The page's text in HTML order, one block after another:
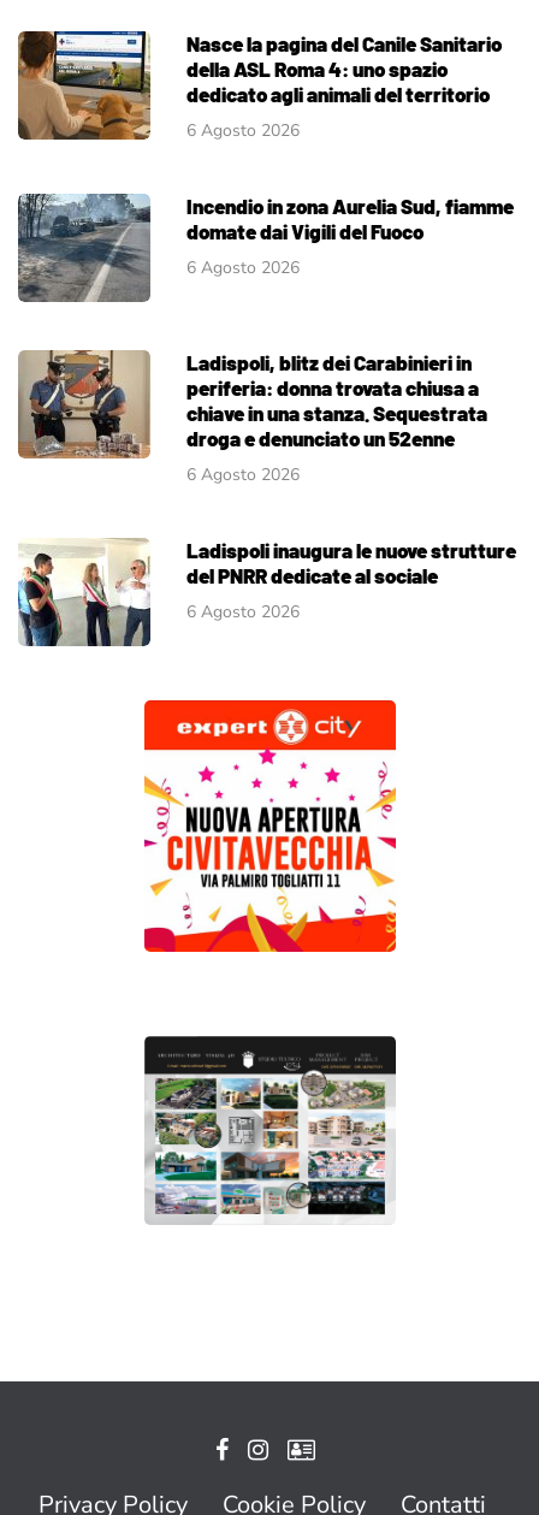
Nasce la pagina del Canile Sanitario
della ASL Roma 4: uno spazio
dedicato agli animali del territorio
6 Agosto 2026
Incendio in zona Aurelia Sud, fiamme
domate dai Vigili del Fuoco
6 Agosto 2026
Ladispoli, blitz dei Carabinieri in
periferia: donna trovata chiusa a
chiave in una stanza. Sequestrata
droga e denunciato un 52enne
6 Agosto 2026
Ladispoli inaugura le nuove strutture
del PNRR dedicate al sociale
6 Agosto 2026
Privacy Policy Cookie Policy Contatti